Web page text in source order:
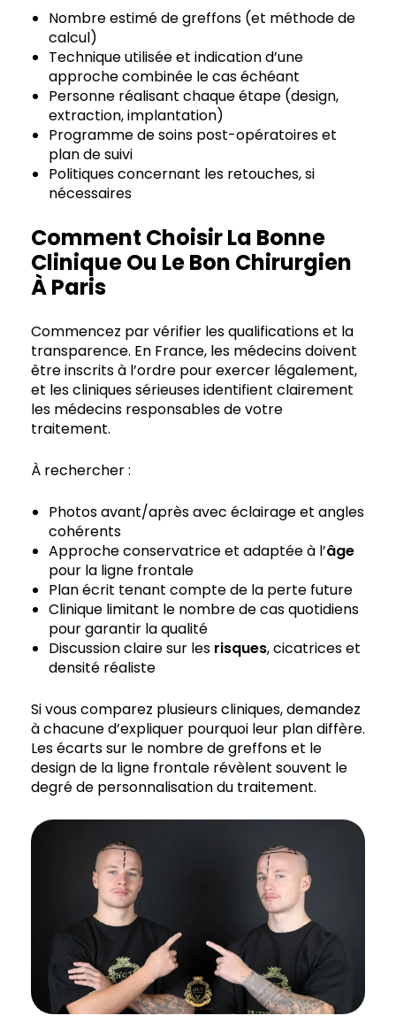
Nombre estimé de greffons (et méthode de
calcul)
Technique utilisée et indication d’une
approche combinée le cas échéant
Personne réalisant chaque étape (design,
extraction, implantation)
Programme de soins post-opératoires et
plan de suivi
Politiques concernant les retouches, si
nécessaires
Comment Choisir La Bonne
Clinique Ou Le Bon Chirurgien
À Paris
Commencez par vérifier les qualifications et la
transparence. En France, les médecins doivent
être inscrits à l’ordre pour exercer légalement,
et les cliniques sérieuses identifient clairement
les médecins responsables de votre
traitement.
À rechercher :
Photos avant/après avec éclairage et angles
cohérents
Approche conservatrice et adaptée à l’âge
pour la ligne frontale
Plan écrit tenant compte de la perte future
Clinique limitant le nombre de cas quotidiens
pour garantir la qualité
Discussion claire sur les risques, cicatrices et
densité réaliste
Si vous comparez plusieurs cliniques, demandez
à chacune d’expliquer pourquoi leur plan diffère.
Les écarts sur le nombre de greffons et le
design de la ligne frontale révèlent souvent le
degré de personnalisation du traitement.